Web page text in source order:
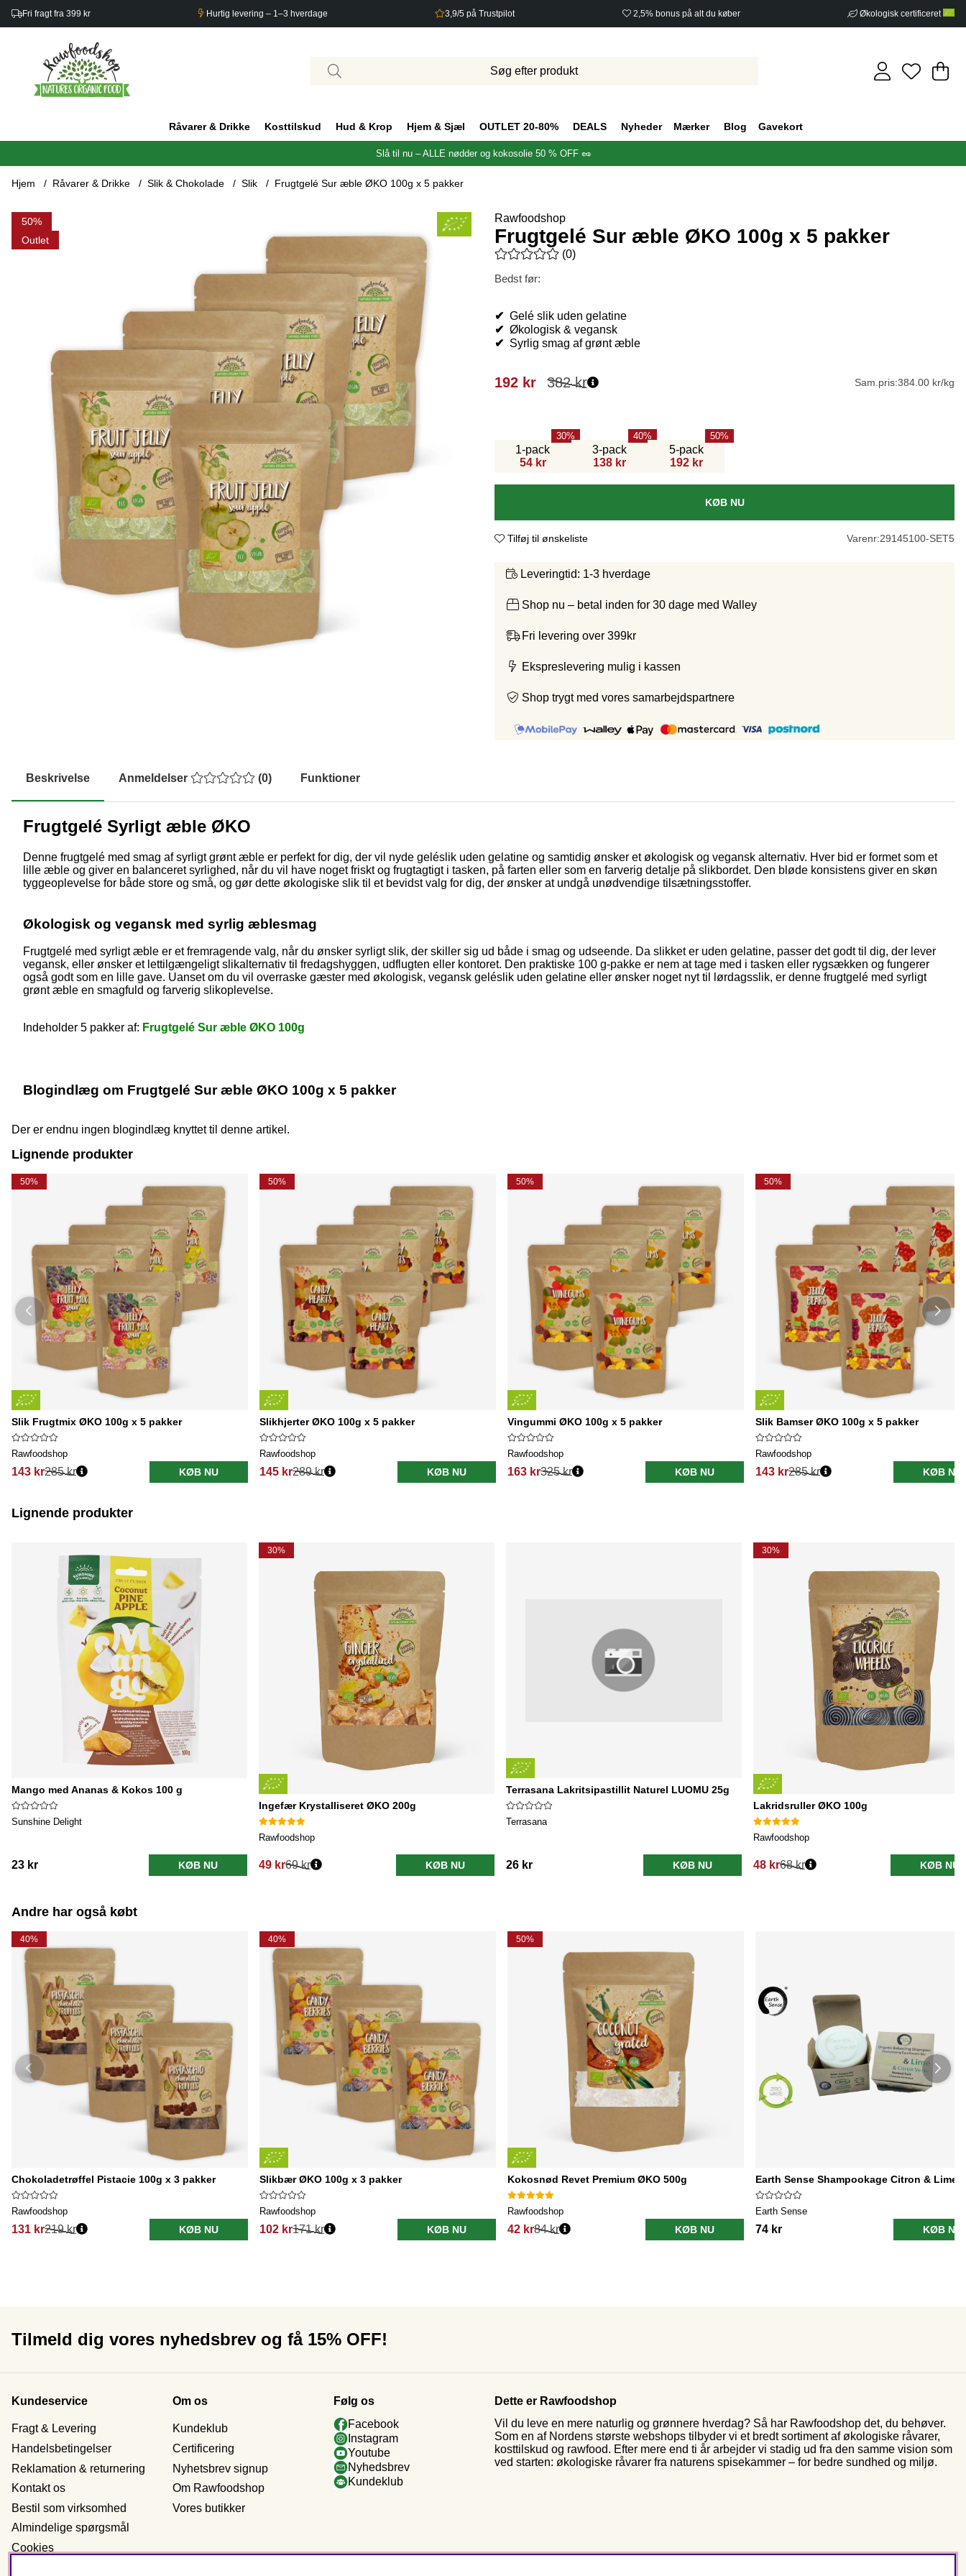
Fri fragt fra 399 kr Hurtig levering – 1–3 hverdage 3,9/5 på Trustpilot 2,5% bonus på alt du køber Økologisk certificeret
.
Råvarer & Drikke Kosttilskud Hud & Krop Hjem & Sjæl OUTLET 20-80% DEALS Nyheder Mærker Blog Gavekort
Slå til nu – ALLE nødder og kokosolie 50 % OFF 🥜
Hjem Råvarer & Drikke Slik & Chokolade Slik Frugtgelé Sur æble ØKO 100g x 5 pakker
50
Outlet
Produktbilleder Frugtgelé Sur æble ØKO 100g x 5 pakker Rawfoodshop
Frugtgelé Sur æble ØKO 100g x 5 pakker
Gennemsnitlig vurdering 0 ud af 5 Antal vurderinger 0
(0)
Bedst før:
✔ Gelé slik uden gelatine
✔ Økologisk & vegansk
✔ Syrlig smag af grønt æble
382kr
192 kr Sam.pris:384.00 kr/kg
1-pack
54 kr
30
3-pack
138 kr
40
5-pack
192 kr
50
KØB NU
Tilføj til ønskeliste Varenr:29145100-SET5
Leveringtid: 1-3 hverdage
Shop nu – betal inden for 30 dage med Walley
Fri levering over 399kr
Ekspreslevering mulig i kassen
Shop trygt med vores samarbejdspartnere
Beskrivelse Anmeldelser (0) Funktioner
Frugtgelé Syrligt æble ØKO
Denne frugtgelé med smag af syrligt grønt æble er perfekt for dig, der vil nyde geléslik uden gelatine og samtidig ønsker et økologisk og vegansk alternativ. Hver bid er formet som et
lille æble og giver en balanceret syrlighed, når du vil have noget friskt og frugtagtigt i tasken, på farten eller som en farverig detalje på slikbordet. Den bløde konsistens giver en skøn
tyggeoplevelse for både store og små, og gør dette økologiske slik til et bevidst valg for dig, der ønsker at undgå unødvendige tilsætningsstoffer.
Økologisk og vegansk med syrlig æblesmag
Frugtgelé med syrligt æble er et fremragende valg, når du ønsker syrligt slik, der skiller sig ud både i smag og udseende. Da slikket er uden gelatine, passer det godt til dig, der lever
vegansk, eller ønsker et lettilgængeligt slikalternativ til fredagshyggen, udflugten eller kontoret. Den praktiske 100 g-pakke er nem at tage med i tasken eller rygsækken og fungerer
også godt som en lille gave. Uanset om du vil overraske gæster med økologisk, vegansk geléslik uden gelatine eller ønsker noget nyt til lørdagsslik, er denne frugtgelé med syrligt
grønt æble en smagfuld og farverig slikoplevelse.
Indeholder 5 pakker af: Frugtgelé Sur æble ØKO 100g
Blogindlæg om Frugtgelé Sur æble ØKO 100g x 5 pakker
Der er endnu ingen blogindlæg knyttet til denne artikel.
Lignende produkter
50%
Slik Frugtmix ØKO 100g x 5 pakker
Rawfoodshop
143 kr285 kr KØB NU
50%
Slikhjerter ØKO 100g x 5 pakker
Rawfoodshop
145 kr289 kr KØB NU
50%
Vingummi ØKO 100g x 5 pakker
Rawfoodshop
163 kr325 kr KØB NU
50%
Slik Bamser ØKO 100g x 5 pakker
Rawfoodshop
143 kr285 kr KØB NU
Lignende produkter
Mango med Ananas & Kokos 100 g
Sunshine Delight
23 kr KØB NU
30%
Ingefær Krystalliseret ØKO 200g
Rawfoodshop
49 kr
Normalpris:
69 kr KØB NU
Terrasana Lakritsipastillit Naturel LUOMU 25g
Terrasana
26 kr KØB NU
30%
Lakridsruller ØKO 100g
Rawfoodshop
48 kr
Normalpris:
68 kr KØB NU
Andre har også købt
40%
Chokoladetrøffel Pistacie 100g x 3 pakker
Rawfoodshop
131 kr219 kr KØB NU
40%
Slikbær ØKO 100g x 3 pakker
Rawfoodshop
102 kr171 kr KØB NU
50%
Kokosnød Revet Premium ØKO 500g
Rawfoodshop
42 kr84 kr KØB NU
Earth Sense Shampookage Citron & Lime
Earth Sense
74 kr KØB NU
Tilmeld dig vores nyhedsbrev og få 15% OFF!
Kundeservice
Fragt & Levering
Handelsbetingelser
Reklamation & returnering
Kontakt os
Bestil som virksomhed
Almindelige spørgsmål
Cookies
Om os
Kundeklub
Certificering
Nyhetsbrev signup
Om Rawfoodshop
Vores butikker
Følg os
Facebook
Instagram
Youtube
Nyhedsbrev
Kundeklub
Dette er Rawfoodshop
Vil du leve en mere naturlig og grønnere hverdag? Så har Rawfoodshop det, du behøver.
Som en af Nordens største webshops tilbyder vi et bredt sortiment af økologiske råvarer,
kosttilskud og rawfood. Efter mere end ti år arbejder vi stadig ud fra den samme vision som
ved starten: økologiske råvarer fra naturens spisekammer – for bedre sundhed og miljø.